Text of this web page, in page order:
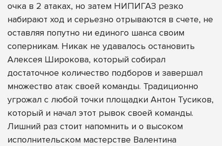
очка в 2 атаках, но затем НИПИГАЗ резко
набирают ход и серьезно отрываются в счете, не
оставляя попутно ни единого шанса своим
соперникам. Никак не удавалось остановить
Алексея Широкова, который собирал
достаточное количество подборов и завершал
множество атак своей команды. Традиционно
угрожал с любой точки площадки Антон Тусиков,
который и начал этот рывок своей команды.
Лишний раз стоит напомнить и о высоком
исполнительском мастерстве Валентина